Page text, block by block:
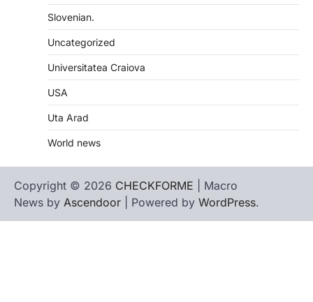
Slovenian.
Uncategorized
Universitatea Craiova
USA
Uta Arad
World news
Copyright © 2026 CHECKFORME | Macro
News by Ascendoor | Powered by WordPress.